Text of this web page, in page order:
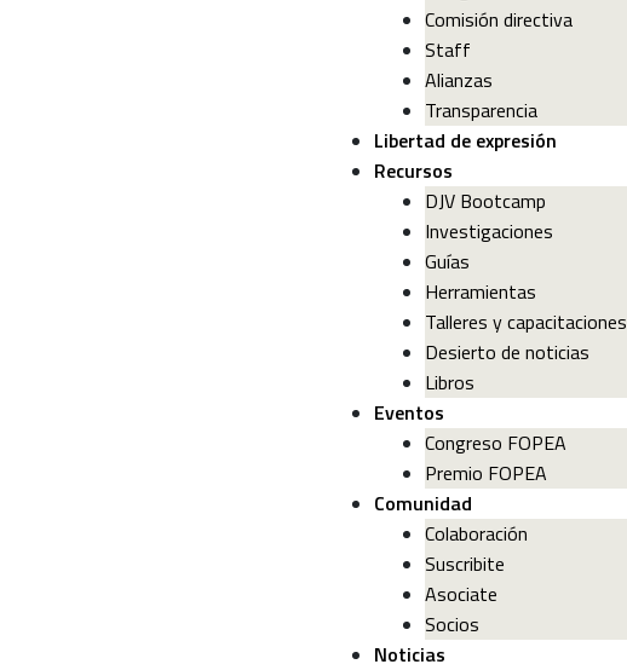
Comisión directiva
Staff
Alianzas
Transparencia
Libertad de expresión
Recursos
DJV Bootcamp
Investigaciones
Guías
Herramientas
Talleres y capacitaciones
Desierto de noticias
Libros
Eventos
Congreso FOPEA
Premio FOPEA
Comunidad
Colaboración
Suscribite
Asociate
Socios
Noticias